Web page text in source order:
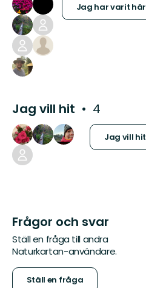
Jag har varit här
Jag vill hit 4
Jag vill hit
Frågor och svar
Ställ en fråga till andra
Naturkartan-användare.
Ställ en fråga